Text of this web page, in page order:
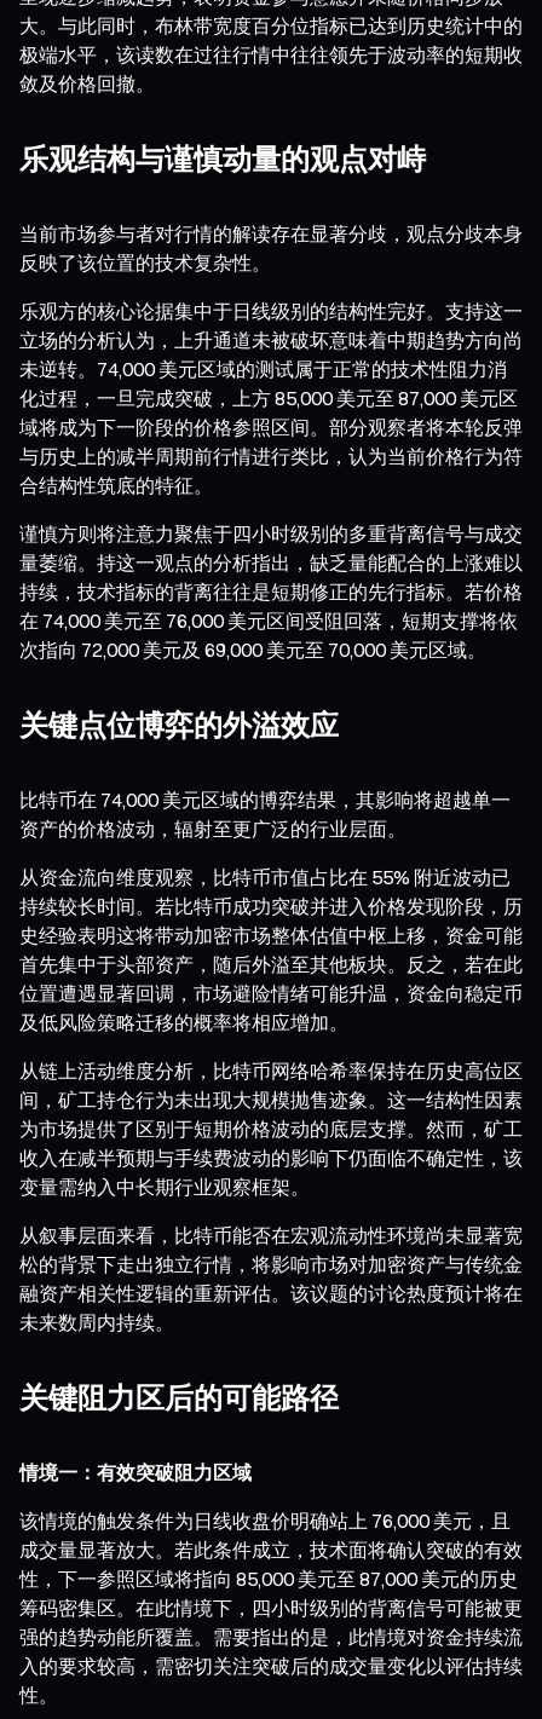
大。与此同时，布林带宽度百分位指标已达到历史统计中的
极端水平，该读数在过往行情中往往领先于波动率的短期收
敛及价格回撤。
乐观结构与谨慎动量的观点对峙
当前市场参与者对行情的解读存在显著分歧，观点分歧本身
反映了该位置的技术复杂性。
乐观方的核心论据集中于日线级别的结构性完好。支持这一
立场的分析认为，上升通道未被破坏意味着中期趋势方向尚
未逆转。74,000 美元区域的测试属于正常的技术性阻力消
化过程，一旦完成突破，上方 85,000 美元至 87,000 美元区
域将成为下一阶段的价格参照区间。部分观察者将本轮反弹
与历史上的减半周期前行情进行类比，认为当前价格行为符
合结构性筑底的特征。
谨慎方则将注意力聚焦于四小时级别的多重背离信号与成交
量萎缩。持这一观点的分析指出，缺乏量能配合的上涨难以
持续，技术指标的背离往往是短期修正的先行指标。若价格
在 74,000 美元至 76,000 美元区间受阻回落，短期支撑将依
次指向 72,000 美元及 69,000 美元至 70,000 美元区域。
关键点位博弈的外溢效应
比特币在 74,000 美元区域的博弈结果，其影响将超越单一
资产的价格波动，辐射至更广泛的行业层面。
从资金流向维度观察，比特币市值占比在 55% 附近波动已
持续较长时间。若比特币成功突破并进入价格发现阶段，历
史经验表明这将带动加密市场整体估值中枢上移，资金可能
首先集中于头部资产，随后外溢至其他板块。反之，若在此
位置遭遇显著回调，市场避险情绪可能升温，资金向稳定币
及低风险策略迁移的概率将相应增加。
从链上活动维度分析，比特币网络哈希率保持在历史高位区
间，矿工持仓行为未出现大规模抛售迹象。这一结构性因素
为市场提供了区别于短期价格波动的底层支撑。然而，矿工
收入在减半预期与手续费波动的影响下仍面临不确定性，该
变量需纳入中长期行业观察框架。
从叙事层面来看，比特币能否在宏观流动性环境尚未显著宽
松的背景下走出独立行情，将影响市场对加密资产与传统金
融资产相关性逻辑的重新评估。该议题的讨论热度预计将在
未来数周内持续。
关键阻力区后的可能路径
情境一：有效突破阻力区域
该情境的触发条件为日线收盘价明确站上 76,000 美元，且
成交量显著放大。若此条件成立，技术面将确认突破的有效
性，下一参照区域将指向 85,000 美元至 87,000 美元的历史
筹码密集区。在此情境下，四小时级别的背离信号可能被更
强的趋势动能所覆盖。需要指出的是，此情境对资金持续流
入的要求较高，需密切关注突破后的成交量变化以评估持续
性。